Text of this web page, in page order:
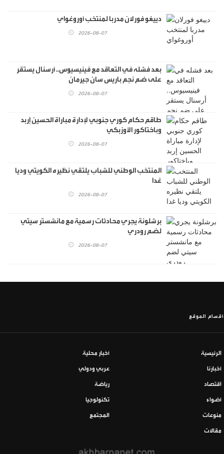
دييغو فورلان مدربا لمنتخب أوروغواي
2026-08-07
بعد فشله في التعاقد مع فينيسيوس.. أرسنال يستقر
على ضم نجم باريس سان جيرمان
2026-08-07
طاقم حكام كوري جنوبي لإدارة مباراة الحسين إربد
وباختاكور الأوزبكي
2026-08-07
المنتخب الوطني للشباب يلتقي نظيره الكويتي وديا
غدا
2026-08-07
برشلونة يجري محادثات رسمية مع مانشستر سيتي
لضم رودري
2026-08-07
أقسام الموقع
الرئيسية أخبار محلية
أخبارنا عربي ودولي
اقتصاد رياضة
أضواء تكنولوجيا
منوعات المجتمع
مقالات